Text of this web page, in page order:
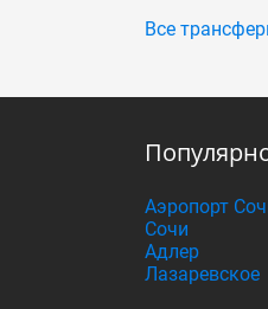
Все
Аэропорт
Сочи
Адлер
Лазаревское